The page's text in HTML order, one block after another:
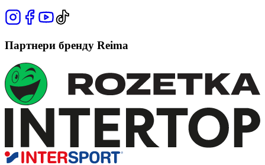
Партнери бренду Reima